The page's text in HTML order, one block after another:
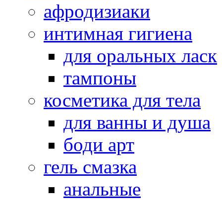
афродизиаки
интимная гигиена
для оральных ласк
тампоны
косметика для тела
для ванны и душа
боди арт
гель смазка
анальные